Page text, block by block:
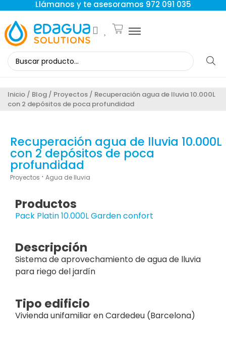
Llámanos y te asesoramos 972 091 035
Inicio / Blog / Proyectos / Recuperación agua de lluvia 10.000L
con 2 depósitos de poca profundidad
Recuperación agua de lluvia 10.000L
con 2 depósitos de poca
profundidad
Proyectos · Agua de lluvia
Productos
Pack Platin 10.000L Garden confort
Descripción
Sistema de aprovechamiento de agua de lluvia
para riego del jardín
Tipo edificio
Vivienda unifamiliar en Cardedeu (Barcelona)